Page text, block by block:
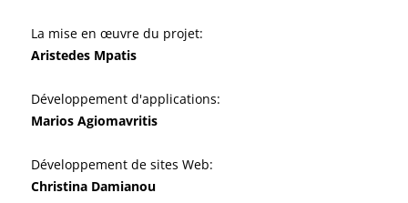
La mise en œuvre du projet:
Aristedes Mpatis
Développement d'applications:
Marios Agiomavritis
Développement de sites Web:
Christina Damianou